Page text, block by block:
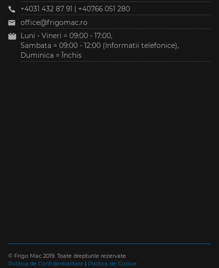
+4031 432 87 91
+40766 051 280
office@frigomac.ro
Luni - Vineri = 09:00 - 17:00,
Sambata = 09:00 - 12:00 (Informatii telefonice),
Duminica = Închis
© Frigo Mac 2019. Toate drepturile rezervate
Politica de Confidentialitate | Politica de Cookie